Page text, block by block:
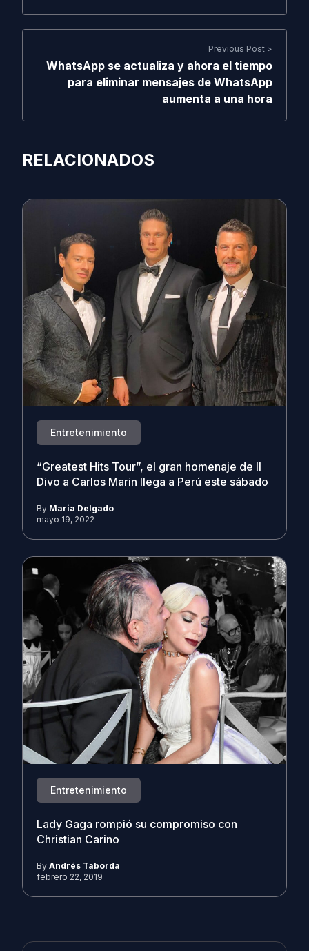
Previous Post >
WhatsApp se actualiza y ahora el tiempo
para eliminar mensajes de WhatsApp
aumenta a una hora
RELACIONADOS
Entretenimiento
“Greatest Hits Tour”, el gran homenaje de Il
Divo a Carlos Marin llega a Perú este sábado
By Maria Delgado
mayo 19, 2022
Entretenimiento
Lady Gaga rompió su compromiso con
Christian Carino
By Andrés Taborda
febrero 22, 2019